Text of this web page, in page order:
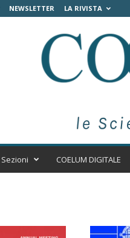
NEWSLETTER LA RIVISTA
Sezioni COELUM DIGITALE